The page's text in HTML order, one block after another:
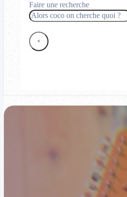
Faire une recherche
Rechercher
×